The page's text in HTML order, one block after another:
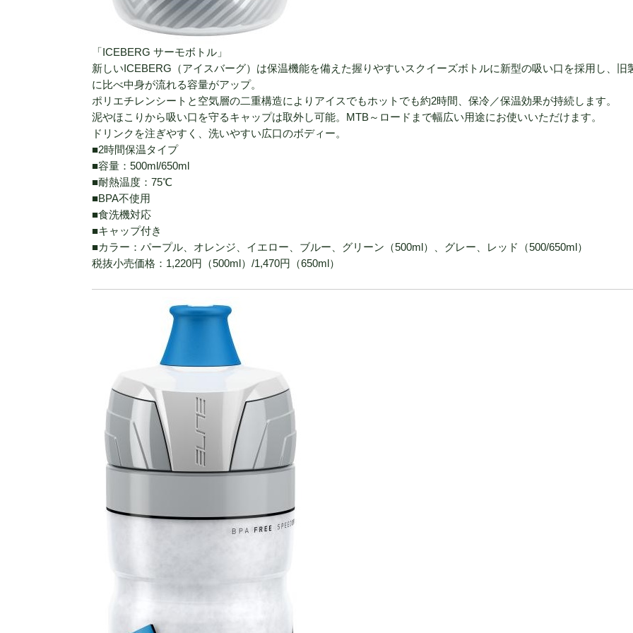
「ICEBERG サーモボトル」
新しいICEBERG（アイスバーグ）は保温機能を備えた握りやすいスクイーズボトルに新型の吸い口を採用し、旧
に比べ中身が流れる容量がアップ。
ポリエチレンシートと空気層の二重構造によりアイスでもホットでも約2時間、保冷／保温効果が持続します。
泥やほこりから吸い口を守るキャップは取外し可能。MTB～ロードまで幅広い用途にお使いいただけます。
ドリンクを注ぎやすく、洗いやすい広口のボディー。
■2時間保温タイプ
■容量：500ml/650ml
■耐熱温度：75℃
■BPA不使用
■食洗機対応
■キャップ付き
■カラー：パープル、オレンジ、イエロー、ブルー、グリーン（500ml）、グレー、レッド（500/650ml）
税抜小売価格：1,220円（500ml）/1,470円（650ml）